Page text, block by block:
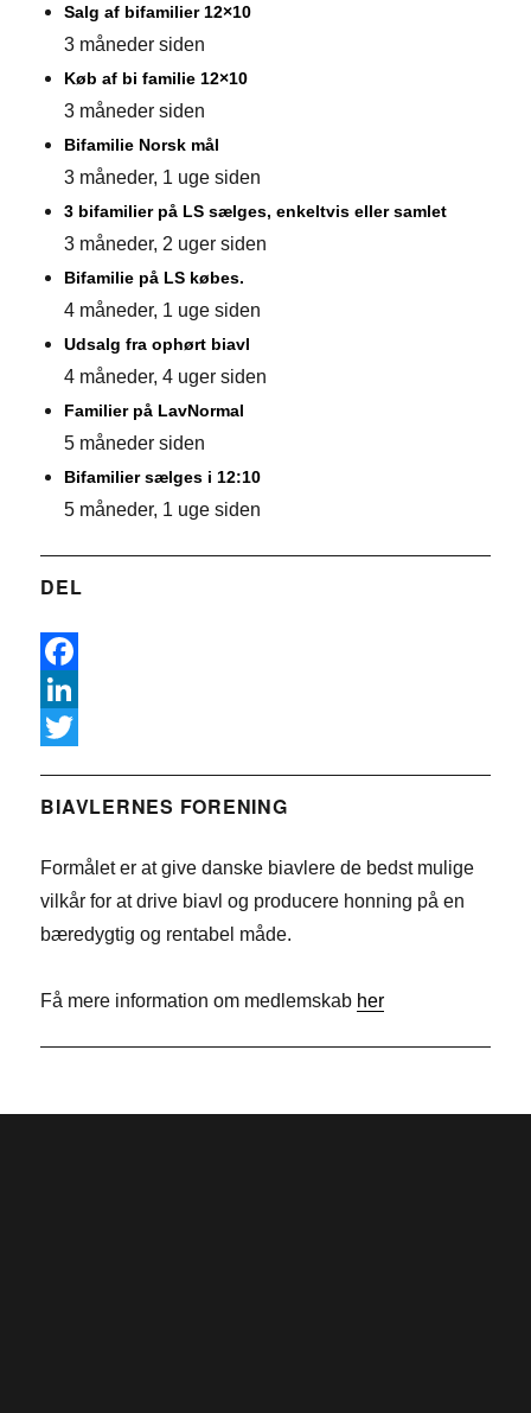
Salg af bifamilier 12×10
3 måneder siden
Køb af bi familie 12×10
3 måneder siden
Bifamilie Norsk mål
3 måneder, 1 uge siden
3 bifamilier på LS sælges, enkeltvis eller samlet
3 måneder, 2 uger siden
Bifamilie på LS købes.
4 måneder, 1 uge siden
Udsalg fra ophørt biavl
4 måneder, 4 uger siden
Familier på LavNormal
5 måneder siden
Bifamilier sælges i 12:10
5 måneder, 1 uge siden
DEL
F
a
e
o
L
n
e
n
w
t
r
BIAVLERNES FORENING
Formålet er at give danske biavlere de bedst mulige
vilkår for at drive biavl og producere honning på en
bæredygtig og rentabel måde.
Få mere information om medlemskab her